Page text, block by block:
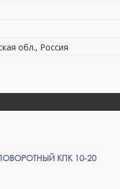
обл., Россия
КПК 10-20